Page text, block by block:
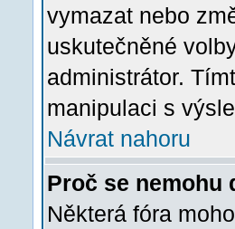
vymazat nebo
uskutečněné
administrátor.
manipulaci s
Návrat nahoru
Proč se nemohu
Některá fóra